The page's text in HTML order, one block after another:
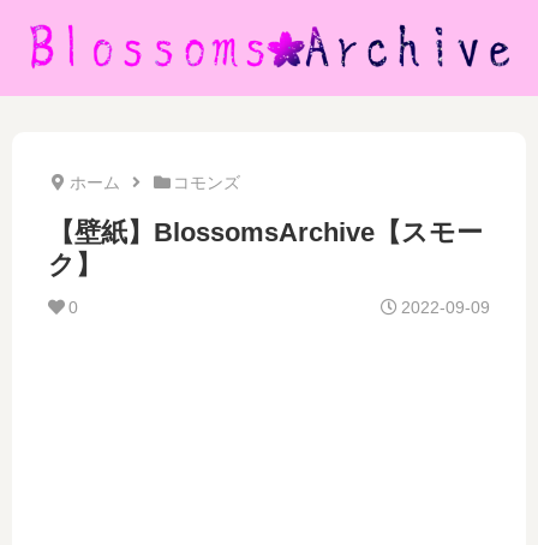
ホーム コモンズ
【壁紙】BlossomsArchive【スモー
ク】
0 2022-09-09